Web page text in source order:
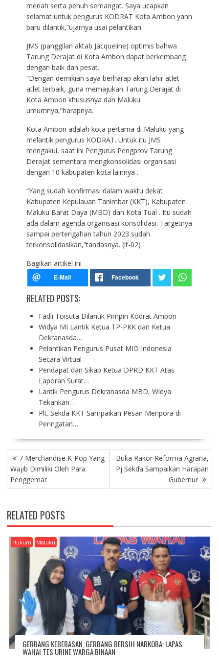
meriah serta penuh semangat. Saya ucapkan
selamat untuk pengurus KODRAT Kota Ambon yanh
baru dilantik,”ujarnya usai pelantikan.
JMS (panggilan aktab Jacqueline) optimis bahwa
Tarung Derajat di Kota Ambon dapat berkembang
dengan baik dan pesat.
“Dengan demikian saya berharap akan lahir atlet-
atlet terbaik, guna memajukan Tarung Derajat di
Kota Ambon khususnya dan Maluku
umumnya,”harapnya.
Kota Ambon adalah kota pertama di Maluku yang
melantik pengurus KODRAT. Untuk itu JMS
mengakui, saat ini Pengurus Pengprov Tarung
Derajat sementara mengkonsolidasi organisasi
dengan 10 kabupaten kota lainnya .
“Yang sudah konfirmasi dalam waktu dekat
Kabupaten Kepulauan Tanimbar (KKT), Kabupaten
Maluku Barat Daya (MBD) dan Kota Tual . Itu sudah
ada dalam agenda organisasi konsolidasi. Targetnya
sampai pertengahan tahun 2023 sudah
terkonsolidasikan,”tandasnya. (it-02)
Bagikan artikel ini
RELATED POSTS:
Fadli Toisuta Dilantik Pimpin Kodrat Ambon
Widya MI Lantik Ketua TP-PKK dan Ketua
Dekranasda…
Pelantikan Pengurus Pusat MIO Indonesia
Secara Virtual
Pendapat dan Sikap Ketua DPRD KKT Atas
Laporan Surat…
Lantik Pengurus Dekranasda MBD, Widya
Tekankan…
Plt. Sekda KKT Sampaikan Pesan Menpora di
Peringatan…
P
O
S
T
A
V
I
G
A
7 Merchandise K-Pop Yang
Wajib Dimiliki Oleh Para
Penggemar
Buka Rakor Reforma Agraria,
Pj Sekda Sampaikan Harapan
Gubernur
RELATED POSTS
Hukum Maluku
GERBANG KEBEBASAN, GERBANG BERSIH NARKOBA: LAPAS
WAHAI TES URINE WARGA BINAAN